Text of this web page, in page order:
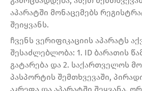
აპარატში მონაცემებს
შეიყვანს.
ჩვენს ვერიფიკაციის აპარატს
შესაძლებლობა: 1. ID ბარათის
გატარება და 2. საქართველოს
პასპორტის შემთხვევაში,